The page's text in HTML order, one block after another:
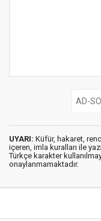
UYARI: Küfür, hakaret,
içeren, imla kuralları ile
Türkçe karakter
onaylanmamaktadır.